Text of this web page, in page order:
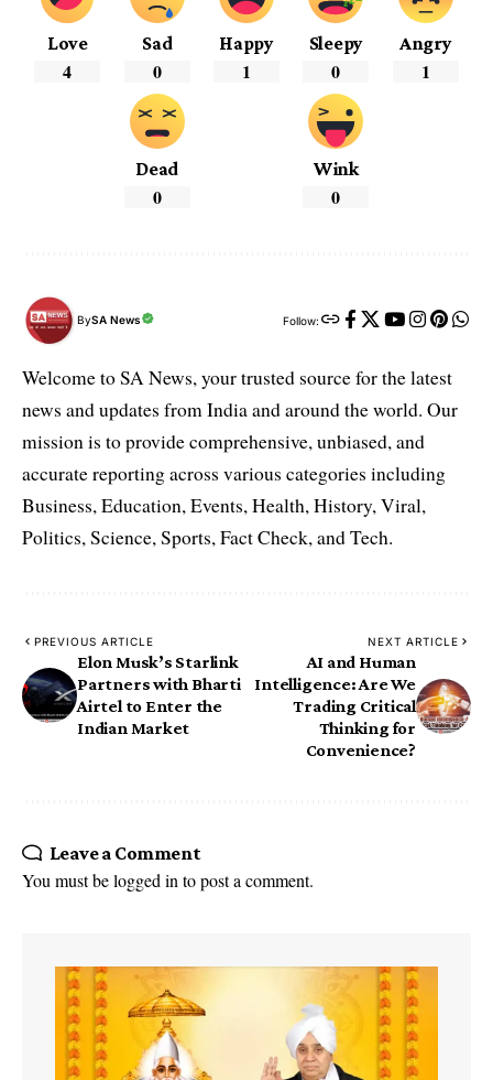
Love
4
Sad
0
Happy
1
Sleepy
0
Angry
1
Dead
0
Wink
0
BySA News Follow:
Welcome to SA News, your trusted source for the latest
news and updates from India and around the world. Our
mission is to provide comprehensive, unbiased, and
accurate reporting across various categories including
Business, Education, Events, Health, History, Viral,
Politics, Science, Sports, Fact Check, and Tech.
PREVIOUS ARTICLE
Elon Musk’s Starlink
Partners with Bharti
Airtel to Enter the
Indian Market
NEXT ARTICLE
AI and Human
Intelligence: Are We
Trading Critical
Thinking for
Convenience?
Leave a Comment
You must belogged in to post a comment.